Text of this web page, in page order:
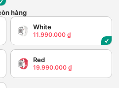
hàng
White
11.990.000 ₫
Red
19.990.000 ₫